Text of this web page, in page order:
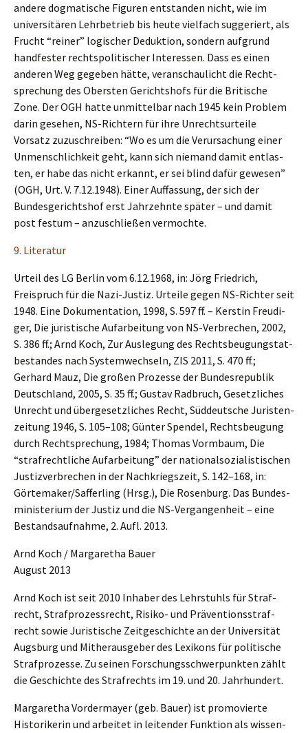
andere dogma­ti­sche Figuren entstan­den nicht, wie im
univer­si­tä­ren Lehrbe­trieb bis heute vielfach sugge­riert, als
Frucht “reiner” logischer Deduk­ti­on, sondern aufgrund
handfes­ter rechts­po­li­ti­scher Inter­es­sen. Dass es einen
anderen Weg gegeben hätte, veran­schau­licht die Recht­
spre­chung des Obers­ten Gerichts­hofs für die Briti­sche
Zone. Der OGH hatte unmit­tel­bar nach 1945 kein Problem
darin gesehen, NS-Richtern für ihre Unrechts­ur­tei­le
Vorsatz zuzuschrei­ben: “Wo es um die Verur­sa­chung einer
Unmensch­lich­keit geht, kann sich niemand damit entlas­
ten, er habe das nicht erkannt, er sei blind dafür gewesen”
(OGH, Urt. V. 7.12.1948). Einer Auffas­sung, der sich der
Bundes­ge­richts­hof erst Jahrzehn­te später – und damit
post festum – anzuschlie­ßen vermochte.
9. Litera­tur
Urteil des LG Berlin vom 6.12.1968, in: Jörg Fried­rich,
Freispruch für die Nazi-Justiz. Urtei­le gegen NS-Richter seit
1948. Eine Dokumen­ta­ti­on, 1998, S. 597 ff. – Kerstin Freudi­
ger, Die juris­ti­sche Aufar­bei­tung von NS-Verbre­chen, 2002,
S. 386 ff.; Arnd Koch, Zur Ausle­gung des Rechts­beu­gungs­tat­
be­stan­des nach System­wech­seln, ZIS 2011, S. 470 ff.;
Gerhard Mauz, Die großen Prozes­se der Bundes­re­pu­blik
Deutsch­land, 2005, S. 35 ff.; Gustav Radbruch, Gesetz­li­ches
Unrecht und überge­setz­li­ches Recht, Süddeut­sche Juris­ten­
zei­tung 1946, S. 105–108; Günter Spendel, Rechts­beu­gung
durch Recht­spre­chung, 1984; Thomas Vormbaum, Die
“straf­recht­li­che Aufar­bei­tung” der natio­nal­so­zia­lis­ti­schen
Justiz­ver­bre­chen in der Nachkriegs­zeit, S. 142–168, in:
Görtemaker/Safferling (Hrsg.), Die Rosen­burg. Das Bundes­
mi­nis­te­ri­um der Justiz und die NS-Vergan­gen­heit – eine
Bestands­auf­nah­me, 2. Aufl. 2013.
Arnd Koch / Marga­re­tha Bauer
August 2013
Arnd Koch ist seit 2010 Inhaber des Lehrstuhls für Straf­
recht, Straf­pro­zess­recht, Risiko- und Präven­ti­ons­straf­
recht sowie Juris­ti­sche Zeitge­schich­te an der Univer­si­tät
Augsburg und Mither­aus­ge­ber des Lexikons für politi­sche
Straf­pro­zes­se. Zu seinen Forschungs­schwer­punk­ten zählt
die Geschich­te des Straf­rechts im 19. und 20. Jahrhundert.
Marga­re­tha Vorder­may­er (geb. Bauer) ist promo­vier­te
Histo­ri­ke­rin und arbei­tet in leiten­der Funkti­on als wissen­